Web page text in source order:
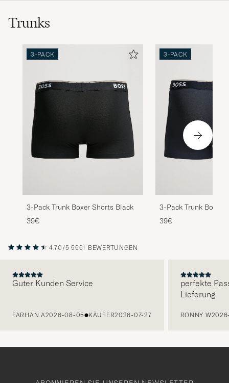
Trunks
3-PACK
3-Pack Trunk Boxer Shorts Black
39€
3-PACK
3-Pack Trunk Boxer
Blue
39€
4.70/5 5551 BEWERTUNGEN
Guter Kunden Service
FARHAN A2026-08-05 KÄUFER2026-07-27
perfekte
Lieferung
RONNY W